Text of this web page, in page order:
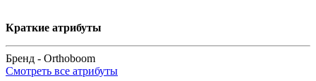
Краткие атрибуты
Бренд - Orthoboom
Смотреть все атрибуты